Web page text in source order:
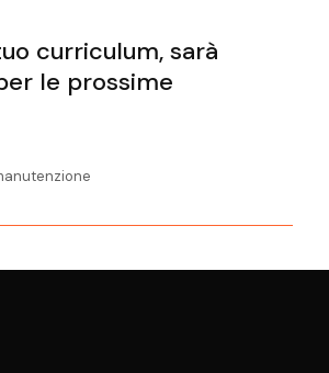
curriculum, sarà
le prossime